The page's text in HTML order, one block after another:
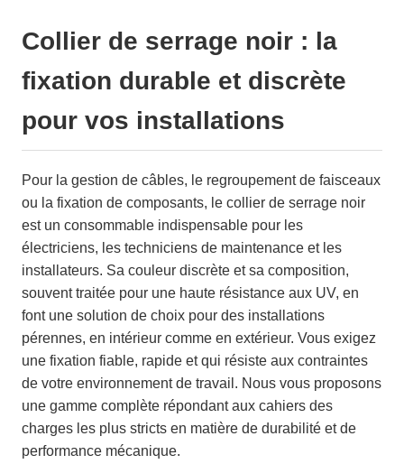
Collier de serrage noir : la
fixation durable et discrète
pour vos installations
Pour la gestion de câbles, le regroupement de faisceaux
ou la fixation de composants, le collier de serrage noir
est un consommable indispensable pour les
électriciens, les techniciens de maintenance et les
installateurs. Sa couleur discrète et sa composition,
souvent traitée pour une haute résistance aux UV, en
font une solution de choix pour des installations
pérennes, en intérieur comme en extérieur. Vous exigez
une fixation fiable, rapide et qui résiste aux contraintes
de votre environnement de travail. Nous vous proposons
une gamme complète répondant aux cahiers des
charges les plus stricts en matière de durabilité et de
performance mécanique.